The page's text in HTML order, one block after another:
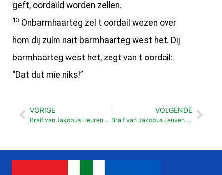
geft, oordaild worden zellen.
13 Onbarmhaarteg zel t oordail wezen over
hom dij zulm nait barmhaarteg west het. Dij
barmhaarteg west het, zegt van t oordail:
“Dat dut mie niks!”
Vorige
VORIGE
Braif van Jakobus Heuren of doun (1:19-27)
VOLGENDE
Braif van Jakobus Leuven en doun (2:14-26)